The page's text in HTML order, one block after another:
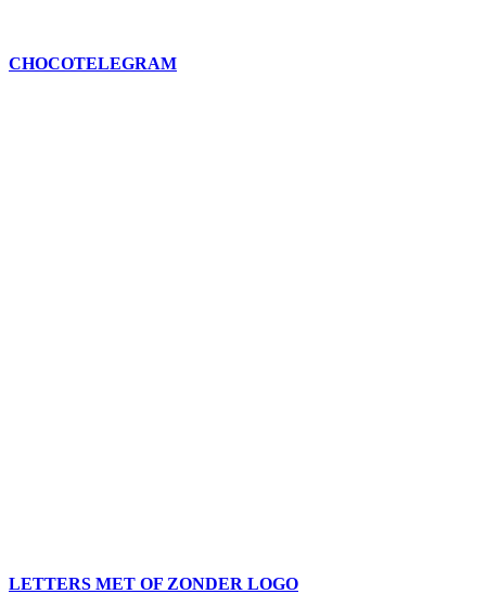
CHOCOTELEGRAM
LETTERS MET OF ZONDER LOGO